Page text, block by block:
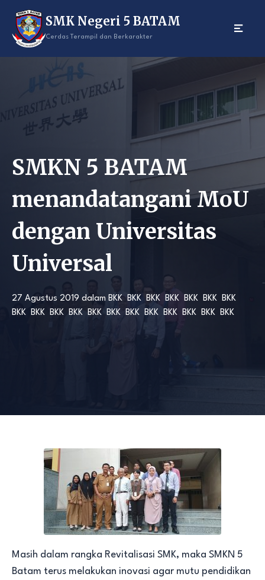
content
SMK Negeri 5 BATAM
Cerdas Terampil dan Berkarakter
SMKN 5 BATAM
menandatangani MoU
dengan Universitas
Universal
27 Agustus 2019 dalam BKK BKK BKK BKK BKK BKK BKK
BKK BKK BKK BKK BKK BKK BKK BKK BKK BKK BKK BKK
Masih dalam rangka Revitalisasi SMK, maka SMKN 5
Batam terus melakukan inovasi agar mutu pendidikan